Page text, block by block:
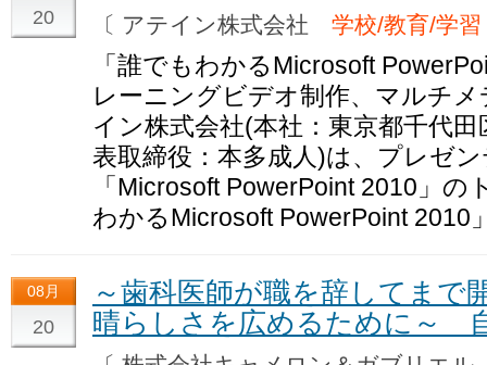
20 〔 アテイン株式会社 学校/教育/学習
「誰でもわかるMicrosoft
レーニングビデオ制作、マルチ
イン株式会社(本社：東京都千代
表取締役：本多成人)は、プレゼ
「Microsoft PowerPoint 2010」
わかるMicrosoft PowerPoint 2010
08月
20
～歯科医師が職を辞してまで
晴らしさを広めるために～